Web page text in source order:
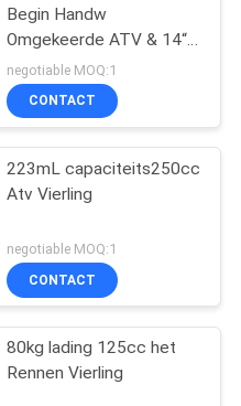
Begin Handw
Omgekeerde ATV & 14“
Aluminiumwielen
negotiable MOQ:1
CONTACT
223mL capaciteits250cc
Atv Vierling
negotiable MOQ:1
CONTACT
80kg lading 125cc het
Rennen Vierling